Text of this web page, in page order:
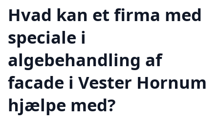
Hvad kan et firma med
speciale i
algebehandling af
facade i Vester Hornum
hjælpe med?